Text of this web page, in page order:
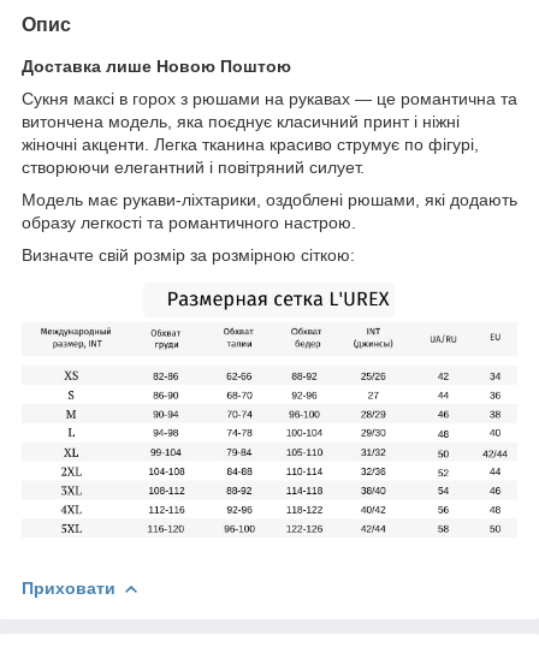
Опис
Доставка лише Новою Поштою
Сукня максі в горох з рюшами на рукавах — це романтична та
витончена модель, яка поєднує класичний принт і ніжні
жіночні акценти. Легка тканина красиво струмує по фігурі,
створюючи елегантний і повітряний силует.
Модель має рукави-ліхтарики, оздоблені рюшами, які додають
образу легкості та романтичного настрою.
Визначте свій розмір за розмірною сіткою:
Приховати